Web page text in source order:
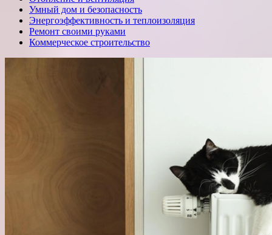
Умный дом и безопасность
Энергоэффективность и теплоизоляция
Ремонт своими руками
Коммерческое строительство